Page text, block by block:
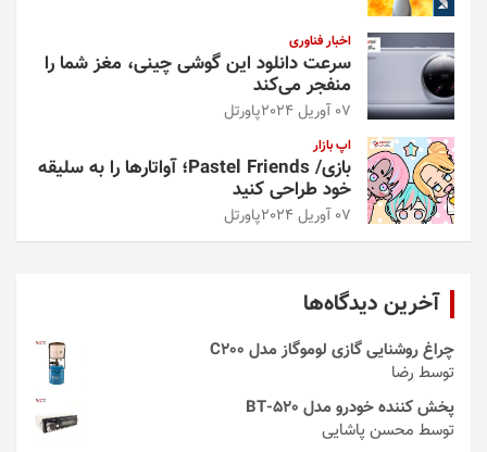
اخبار فناوری
سرعت دانلود این گوشی چینی، مغز شما را
منفجر می‌کند
07 آوریل 2024 پاورتل
اپ بازار
بازی/ Pastel Friends؛ آواتارها را به سلیقه
خود طراحی کنید
07 آوریل 2024 پاورتل
آخرین دیدگاه‌ها
چراغ روشنایی گازی لوموگاز مدل C200
توسط رضا
پخش کننده خودرو مدل 520-BT
توسط محسن پاشایی